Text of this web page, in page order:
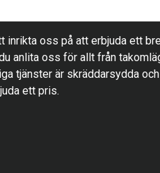
inrikta oss på att erbjuda ett
anlita oss för allt från
tjänster är skräddarsydda
ett pris.